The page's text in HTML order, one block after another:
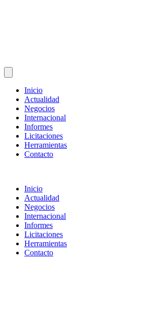
Inicio
Actualidad
Negocios
Internacional
Informes
Licitaciones
Herramientas
Contacto
Inicio
Actualidad
Negocios
Internacional
Informes
Licitaciones
Herramientas
Contacto